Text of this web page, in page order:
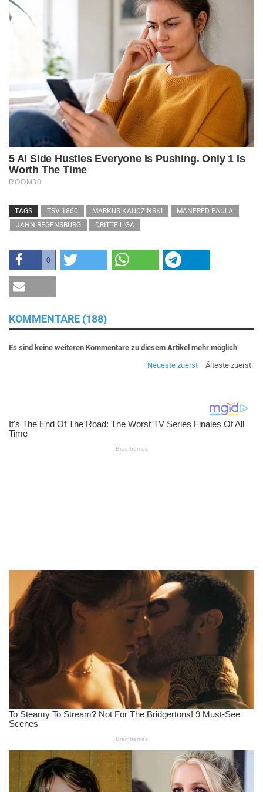
TAGS TSV 1860 MARKUS KAUCZINSKI
MANFRED PAULA
JAHN REGENSBURG
DRITTE LIGA
0
KOMMENTARE (188)
Es sind keine weiteren Kommentare zu diesem Artikel mehr möglich
Neueste zuerst
Älteste zuerst